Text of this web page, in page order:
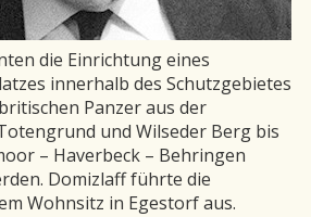
die Einrichtung eines
innerhalb des Schutzgebietes
Panzer aus der
und Wilseder Berg bis
– Haverbeck – Behringen
Domizlaff führte die
Wohnsitz in Egestorf aus.